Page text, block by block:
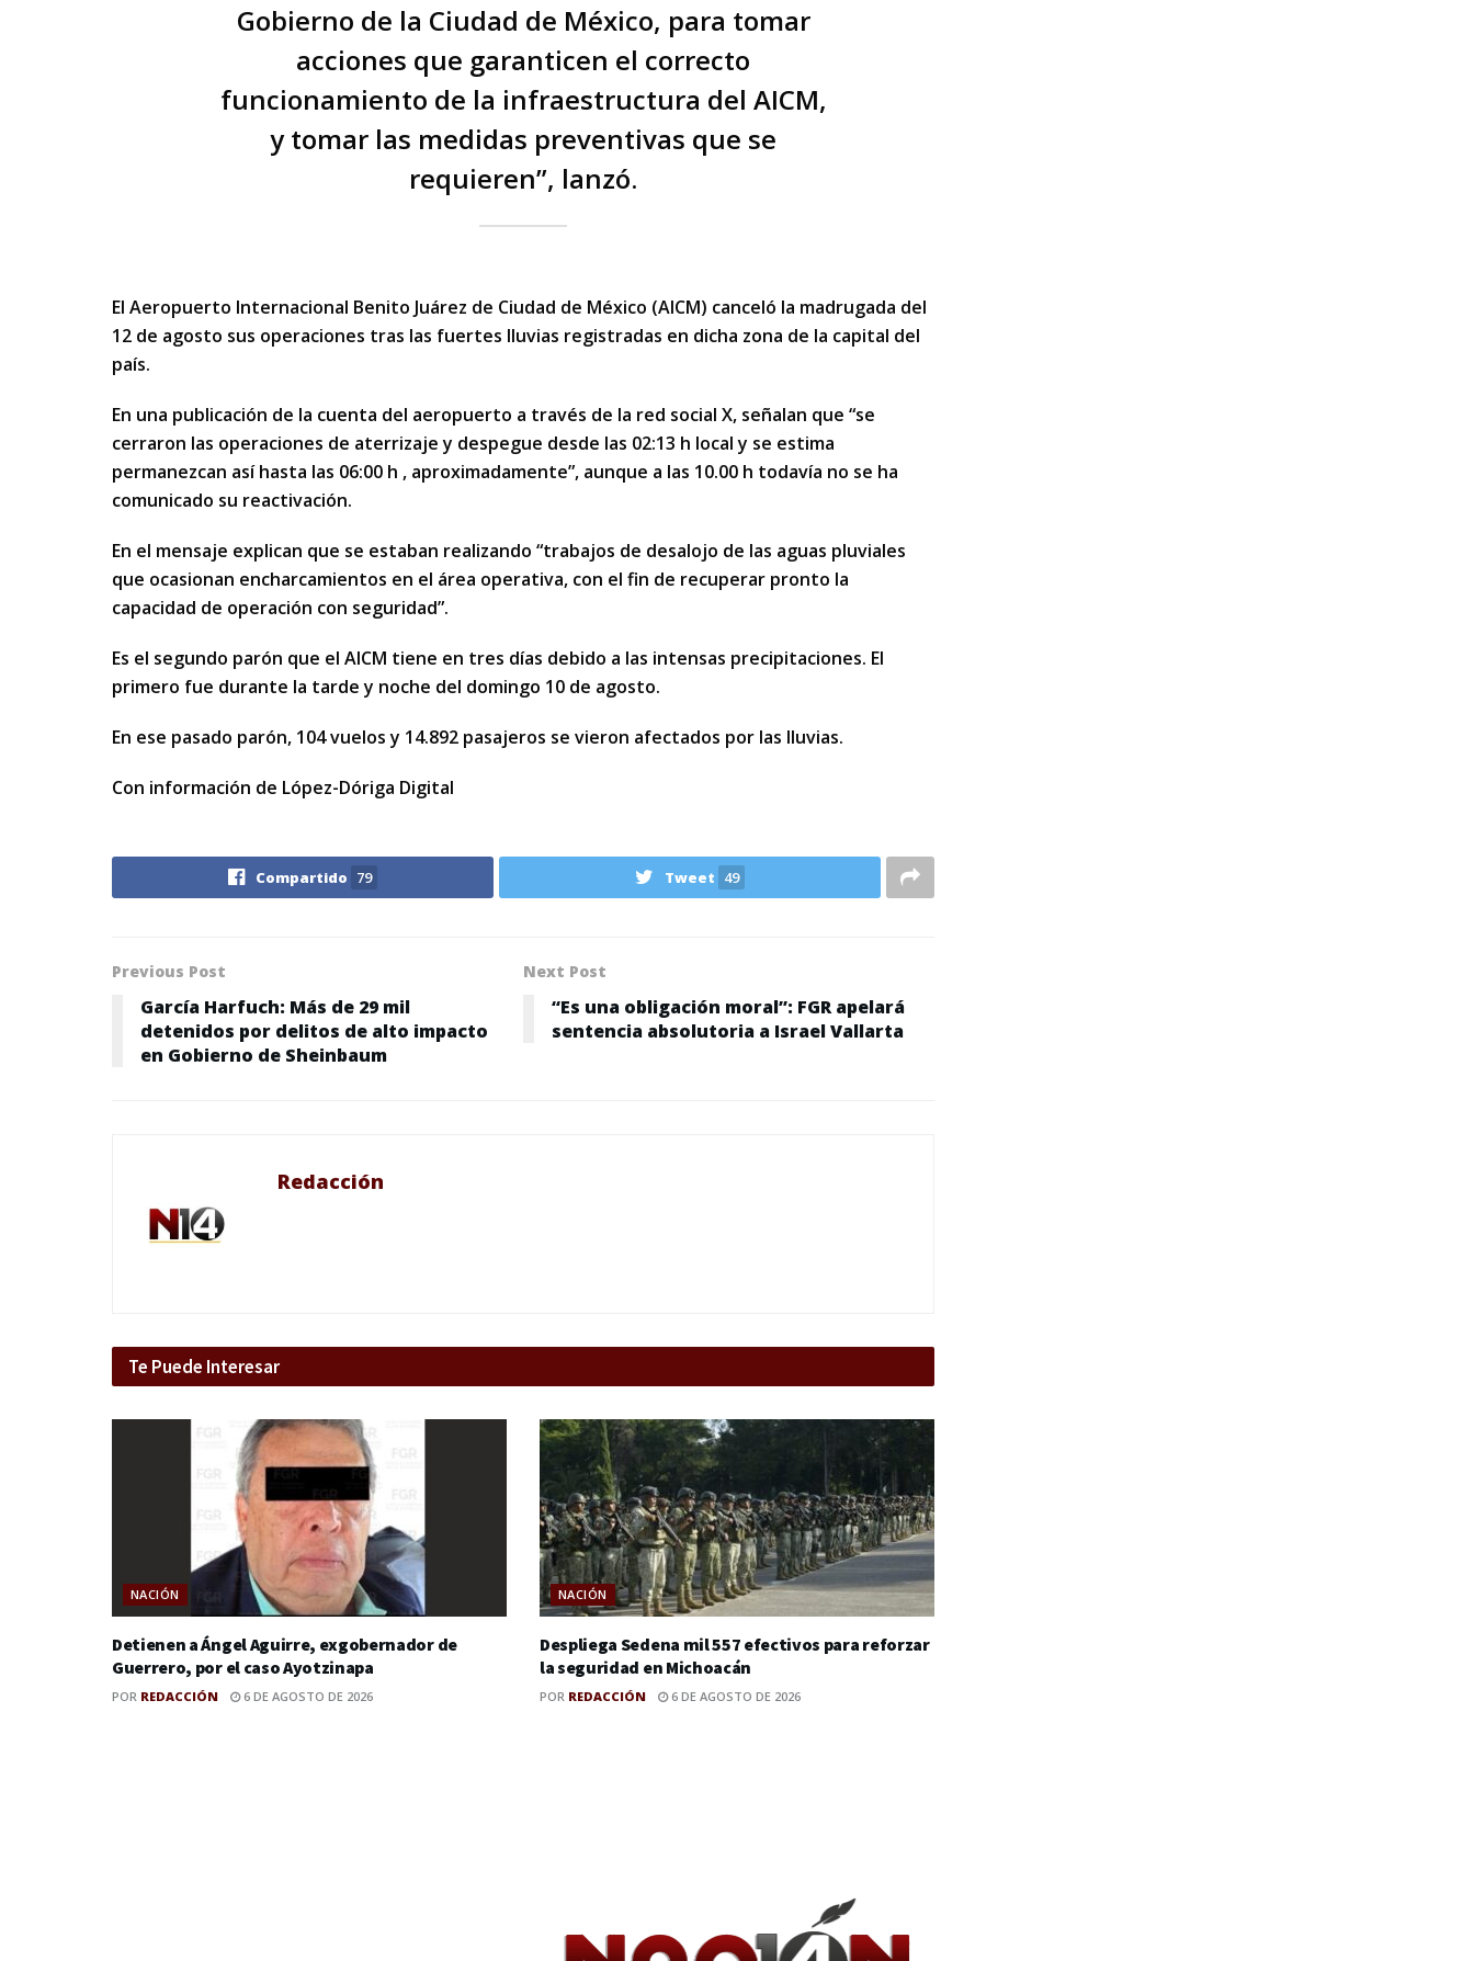
Gobierno de la Ciudad de México, para tomar
acciones que garanticen el correcto
funcionamiento de la infraestructura del AICM,
y tomar las medidas preventivas que se
requieren”, lanzó.
El Aeropuerto Internacional Benito Juárez de Ciudad de México (AICM) canceló la madrugada del
12 de agosto sus operaciones tras las fuertes lluvias registradas en dicha zona de la capital del
país.
En una publicación de la cuenta del aeropuerto a través de la red social X, señalan que “se
cerraron las operaciones de aterrizaje y despegue desde las 02:13 h local y se estima
permanezcan así hasta las 06:00 h , aproximadamente”, aunque a las 10.00 h todavía no se ha
comunicado su reactivación.
En el mensaje explican que se estaban realizando “trabajos de desalojo de las aguas pluviales
que ocasionan encharcamientos en el área operativa, con el fin de recuperar pronto la
capacidad de operación con seguridad”.
Es el segundo parón que el AICM tiene en tres días debido a las intensas precipitaciones. El
primero fue durante la tarde y noche del domingo 10 de agosto.
En ese pasado parón, 104 vuelos y 14.892 pasajeros se vieron afectados por las lluvias.
Con información de López-Dóriga Digital
Compartido 79 Tweet 49
Previous Post
García Harfuch: Más de 29 mil
detenidos por delitos de alto impacto
en Gobierno de Sheinbaum
Next Post
“Es una obligación moral”: FGR apelará
sentencia absolutoria a Israel Vallarta
Redacción
Te Puede Interesar
NACIÓN
Detienen a Ángel Aguirre, exgobernador de
Guerrero, por el caso Ayotzinapa
POR REDACCIÓN 6 DE AGOSTO DE 2026
NACIÓN
Despliega Sedena mil 557 efectivos para reforzar
la seguridad en Michoacán
POR REDACCIÓN 6 DE AGOSTO DE 2026